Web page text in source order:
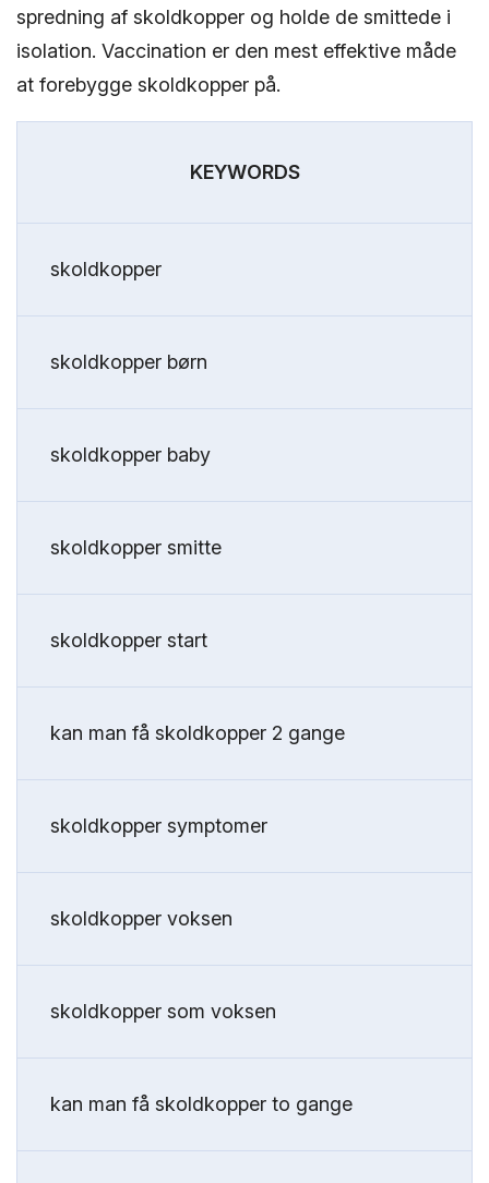
spredning af skoldkopper og holde de smittede i
isolation. Vaccination er den mest effektive måde
at forebygge skoldkopper på.
KEYWORDS
skoldkopper
skoldkopper børn
skoldkopper baby
skoldkopper smitte
skoldkopper start
kan man få skoldkopper 2 gange
skoldkopper symptomer
skoldkopper voksen
skoldkopper som voksen
kan man få skoldkopper to gange